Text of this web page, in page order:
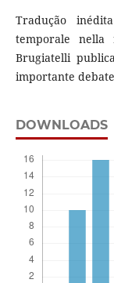
Tradução
temporale nella
Brugiatelli
importante
DOWNLOADS